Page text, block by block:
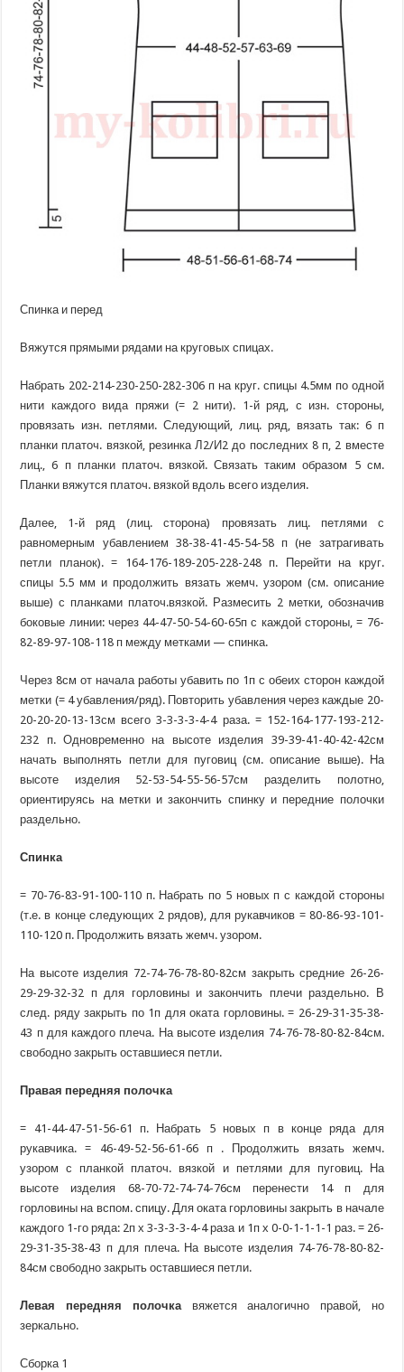
Спинка и перед
Вяжутся прямыми рядами на круговых спицах.
Набрать 202-214-230-250-282-306 п на круг. спицы 4.5мм по одной
нити каждого вида пряжи (= 2 нити). 1-й ряд, с изн. стороны,
провязать изн. петлями. Следующий, лиц. ряд, вязать так: 6 п
планки платоч. вязкой, резинка Л2/И2 до последних 8 п, 2 вместе
лиц., 6 п планки платоч. вязкой. Связать таким образом 5 см.
Планки вяжутся платоч. вязкой вдоль всего изделия.
Далее, 1-й ряд (лиц. сторона) провязать лиц. петлями с
равномерным убавлением 38-38-41-45-54-58 п (не затрагивать
петли планок). = 164-176-189-205-228-248 п. Перейти на круг.
спицы 5.5 мм и продолжить вязать жемч. узором (см. описание
выше) с планками платоч.вязкой. Размесить 2 метки, обозначив
боковые линии: через 44-47-50-54-60-65п с каждой стороны, = 76-
82-89-97-108-118 п между метками — спинка.
Через 8см от начала работы убавить по 1п с обеих сторон каждой
метки (= 4 убавления/ряд). Повторить убавления через каждые 20-
20-20-20-13-13см всего 3-3-3-3-4-4 раза. = 152-164-177-193-212-
232 п. Одновременно на высоте изделия 39-39-41-40-42-42см
начать выполнять петли для пуговиц (см. описание выше). На
высоте изделия 52-53-54-55-56-57см разделить полотно,
ориентируясь на метки и закончить спинку и передние полочки
раздельно.
Спинка
= 70-76-83-91-100-110 п. Набрать по 5 новых п с каждой стороны
(т.е. в конце следующих 2 рядов), для рукавчиков = 80-86-93-101-
110-120 п. Продолжить вязать жемч. узором.
На высоте изделия 72-74-76-78-80-82см закрыть средние 26-26-
29-29-32-32 п для горловины и закончить плечи раздельно. В
след. ряду закрыть по 1п для оката горловины. = 26-29-31-35-38-
43 п для каждого плеча. На высоте изделия 74-76-78-80-82-84см.
свободно закрыть оставшиеся петли.
Правая передняя полочка
= 41-44-47-51-56-61 п. Набрать 5 новых п в конце ряда для
рукавчика. = 46-49-52-56-61-66 п . Продолжить вязать жемч.
узором с планкой платоч. вязкой и петлями для пуговиц. На
высоте изделия 68-70-72-74-74-76см перенести 14 п для
горловины на вспом. спицу. Для оката горловины закрыть в начале
каждого 1-го ряда: 2п х 3-3-3-3-4-4 раза и 1п х 0-0-1-1-1-1 раз. = 26-
29-31-35-38-43 п для плеча. На высоте изделия 74-76-78-80-82-
84см свободно закрыть оставшиеся петли.
Левая передняя полочкавяжется аналогично правой, но
зеркально.
Сборка 1